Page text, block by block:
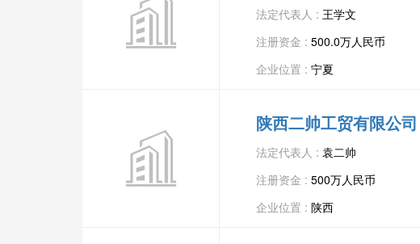
法定代表人 : 王学文
注册资金 : 500.0万人民币
企业位置 : 宁夏
陕西二帅工贸有限公司
法定代表人 : 袁二帅
注册资金 : 500万人民币
企业位置 : 陕西